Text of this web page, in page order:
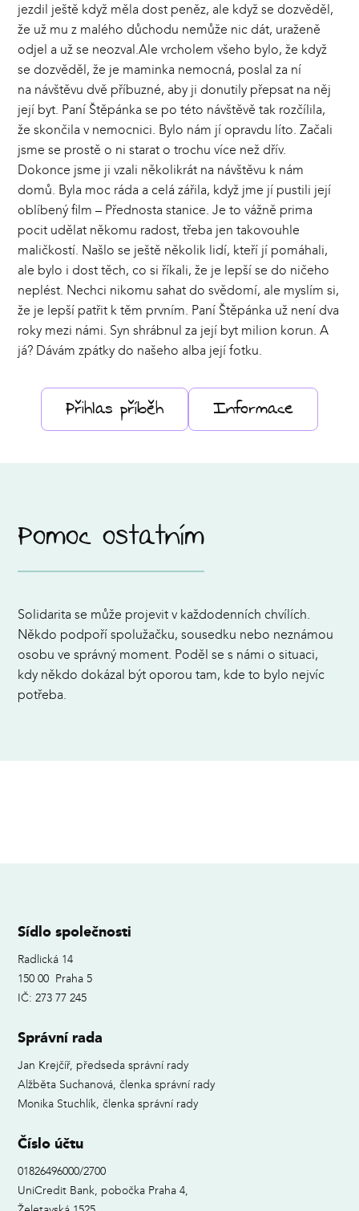
jezdil ještě když měla dost peněz, ale když se dozvěděl,
že už mu z malého důchodu nemůže nic dát, uraženě
odjel a už se neozval.Ale vrcholem všeho bylo, že když
se dozvěděl, že je maminka nemocná, poslal za ní
na návštěvu dvě příbuzné, aby ji donutily přepsat na něj
její byt. Paní Štěpánka se po této návštěvě tak rozčílila,
že skončila v nemocnici. Bylo nám jí opravdu líto. Začali
jsme se prostě o ni starat o trochu více než dřív.
Dokonce jsme ji vzali několikrát na návštěvu k nám
domů. Byla moc ráda a celá zářila, když jme jí pustili její
oblíbený film – Přednosta stanice. Je to vážně prima
pocit udělat někomu radost, třeba jen takovouhle
maličkostí. Našlo se ještě několik lidí, kteří jí pomáhali,
ale bylo i dost těch, co si říkali, že je lepší se do ničeho
neplést. Nechci nikomu sahat do svědomí, ale myslím si,
že je lepší patřit k těm prvním. Paní Štěpánka už není dva
roky mezi námi. Syn shrábnul za její byt milion korun. A
já? Dávám zpátky do našeho alba její fotku.
Přihlas příběh Informace
Pomoc ostatním
Solidarita se může projevit v každodenních chvílích.
Někdo podpoří spolužačku, sousedku nebo neznámou
osobu ve správný moment. Poděl se s námi o situaci,
kdy někdo dokázal být oporou tam, kde to bylo nejvíc
potřeba.
Sídlo společnosti
Radlická 14
150 00 Praha 5
IČ: 273 77 245
Správní rada
Jan Krejčíř, předseda správní rady
Alžběta Suchanová, členka správní rady
Monika Stuchlík, členka správní rady
Číslo účtu
01826496000/2700
UniCredit Bank, pobočka Praha 4,